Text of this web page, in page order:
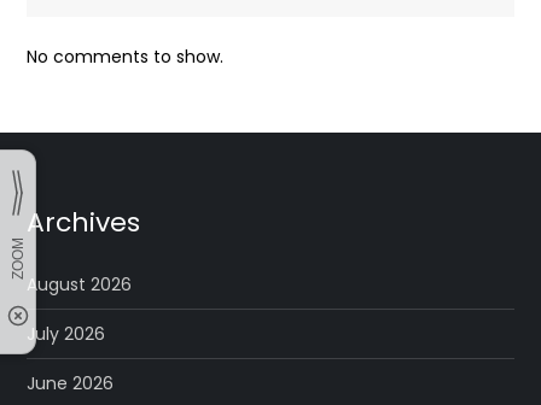
No comments to show.
Archives
August 2026
July 2026
June 2026